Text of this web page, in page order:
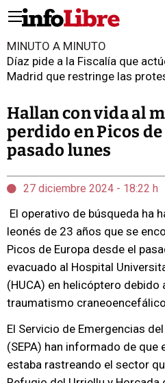
MINUTO A MINUTO
Díaz pide a la Fiscalía que
Madrid que restringe las
Hallan con vida al
perdido en Picos
pasado lunes
27 diciembre 2024 - 18:22 h
El operativo de búsqueda ha
leonés de 23 años que se
Picos de Europa desde el
evacuado al Hospital
(HUCA) en helicóptero debido
traumatismo
El Servicio de Emergencias
(SEPA) han informado de que
estaba rastreando el sector